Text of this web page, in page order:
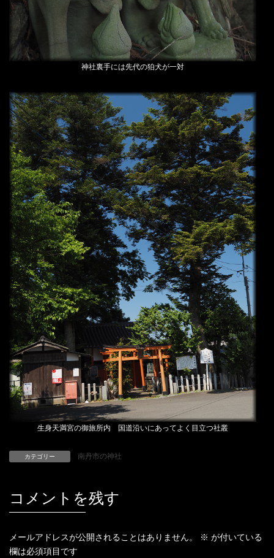
神社裏手には先代の狛犬が一対
生身天満宮の御旅所内 国道沿いにあってよく目立つ社叢
カテゴリー 南丹市の神社
コメントを残す
メールアドレスが公開されることはありません。 ※ が付いている
欄は必須項目です